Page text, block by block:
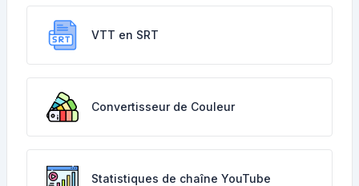
VTT en SRT
Convertisseur de Couleur
Statistiques de chaîne YouTube